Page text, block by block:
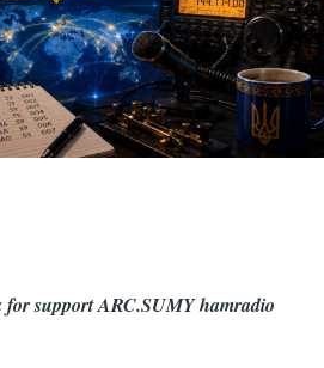
support ARC.SUMY hamradio